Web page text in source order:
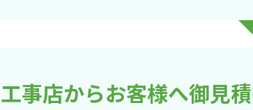
工事店からお客様へ御見